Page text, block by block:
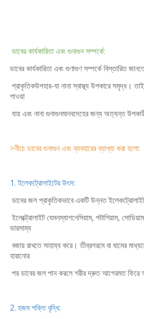
ডাবের কার্যকারিতা এবং গুনাগুন সম্পর্কে:
ডাবের কার্যকারিতা এবং গুণাগুণ সম্পর্কে বিস্তারিত
প্রাকৃতিকউপহার-যা নানা স্বাস্থ্য উপকারে সমৃদ্ধ।
পাওয়া
যায় এবং নানা গুনাগুনমানবদেহের জন্য অত্যন্ত
>নীচে ডাবের গুনাগুন এবং ব্যবহারের ব্যাখ্যা করা হলো:
1. ইলেকট্রোলাইটের উৎস:
ডাবের জল প্রাকৃতিকভাবে একটি উন্নত
ইলেক্ট্রোলাইট যেমনম্যাগনেসিয়াম, পটাশিয়াম,
ভারসাম্য
বজায় রাখতে সাহায্য করে। তীব্রগরমে বা ঘামের
হারানোর
পর ডাবের জল পান করলে শরীর দ্রুত আগেরমত
2. হজম শক্তি বৃদ্ধি: